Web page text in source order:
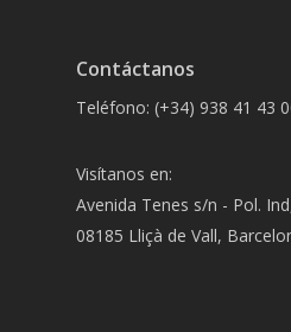
Contáctanos
Teléfono: (+34) 938 41 43
Visítanos en:
Avenida Tenes s/n - Pol.
08185 Lliçà de Vall,